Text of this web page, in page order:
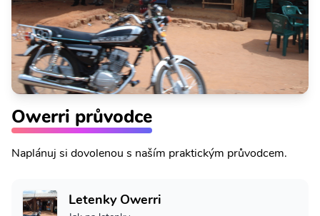
Owerri průvodce
Naplánuj si dovolenou s naším praktickým průvodcem.
Letenky Owerri